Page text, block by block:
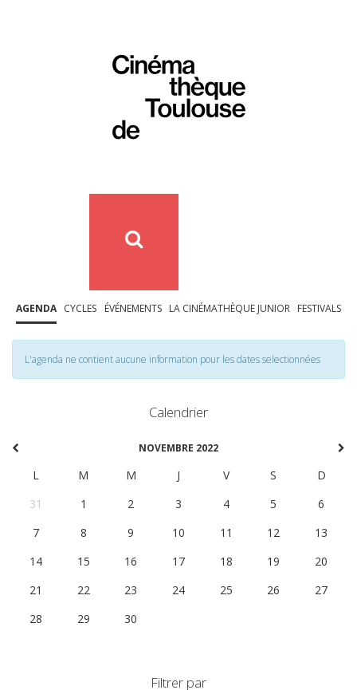
AGENDA CYCLES ÉVÉNEMENTS LA CINÉMATHÈQUE JUNIOR FESTIVALS
L'agenda ne contient aucune information pour les dates selectionnées
Calendrier
NOVEMBRE 2022
L M M J V S
D
31
1 2 3 4 5
6
7
8 9 10 11 12
13
14
15 16 17 18 19
20
21
22 23 24 25 26
27
28
29 30
Filtrer par